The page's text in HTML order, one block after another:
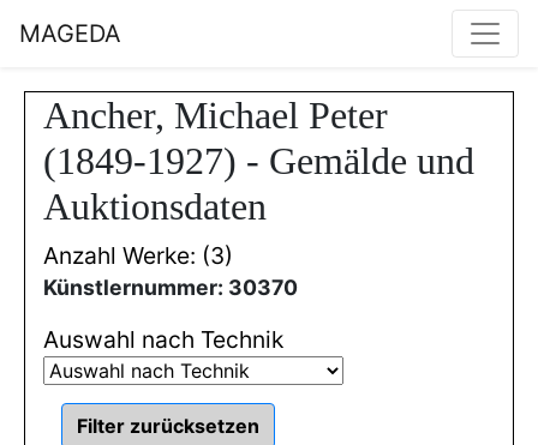
MAGEDA
Ancher, Michael Peter
(1849-1927) - Gemälde und
Auktionsdaten
Anzahl Werke: (3)
Künstlernummer: 30370
Auswahl nach Technik